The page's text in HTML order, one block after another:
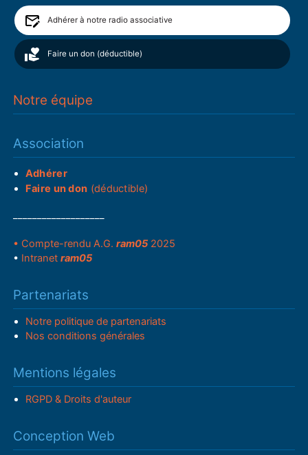
Adhérer à notre radio associative
Faire un don (déductible)
Notre équipe
Association
Adhérer
Faire un don (déductible)
• Compte-rendu A.G.ram05 2025
• Intranetram05
Partenariats
Notre politique de partenariats
Nos conditions générales
Mentions légales
RGPD & Droits d'auteur
Conception Web